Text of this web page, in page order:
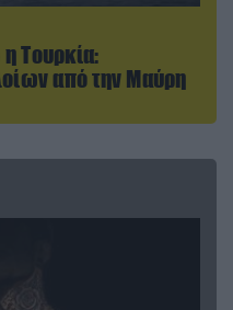
Τουρκία:
από την Μαύρη